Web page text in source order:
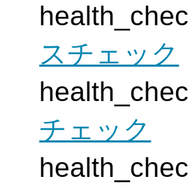
スチェック
チェック